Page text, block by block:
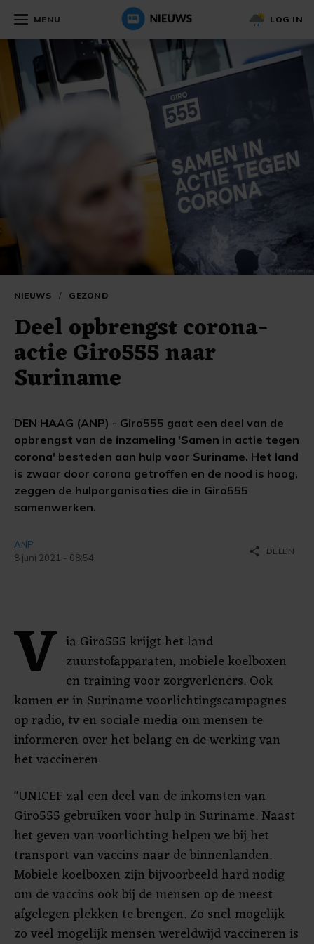
MENU LOG IN
NIEUWS / GEZOND
Deel opbrengst corona-
actie Giro555 naar
Suriname
DEN HAAG (ANP) - Giro555 gaat een deel van de
opbrengst van de inzameling 'Samen in actie tegen
corona' besteden aan hulp voor Suriname. Het land
is zwaar door corona getroffen en de nood is hoog,
zeggen de hulporganisaties die in Giro555
samenwerken.
ANP
8 juni 2021 - 08:54
share DELEN
V ia Giro555 krijgt het land
zuurstofapparaten, mobiele koelboxen
en training voor zorgverleners. Ook
komen er in Suriname voorlichtingscampagnes
op radio, tv en sociale media om mensen te
informeren over het belang en de werking van
het vaccineren.
"UNICEF zal een deel van de inkomsten van
Giro555 gebruiken voor hulp in Suriname. Naast
het geven van voorlichting helpen we bij het
transport van vaccins naar de binnenlanden.
Mobiele koelboxen zijn bijvoorbeeld hard nodig
om de vaccins ook bij de mensen op de meest
afgelegen plekken te brengen. Zo snel mogelijk
zo veel mogelijk mensen wereldwijd vaccineren is